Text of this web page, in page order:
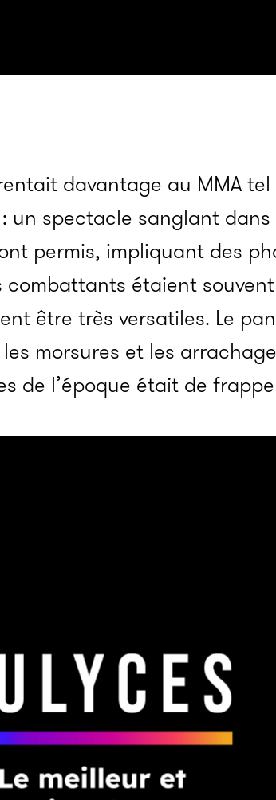
davantage au MMA tel
un spectacle sanglant
permis, impliquant des
combattants étaient
être très versatiles. Le
morsures et les
de l’époque était de